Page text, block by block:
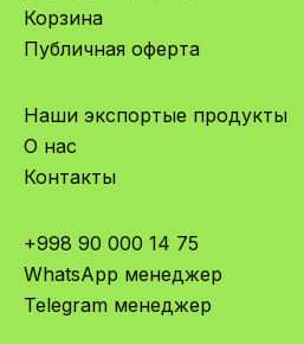
Корзина
Публичная оферта
Наши экспортые продукты
О нас
Контакты
+998 90 000 14 75
WhatsApp менеджер
Telegram менеджер